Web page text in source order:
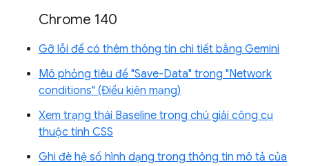
Chrome 140
Gỡ lỗi để có thêm thông tin chi tiết bằng Gemini
Mô phỏng tiêu đề "Save-Data" trong "Network
conditions" (Điều kiện mạng)
Xem trạng thái Baseline trong chú giải công cụ
thuộc tính CSS
Ghi đè hệ số hình dạng trong thông tin mô tả của